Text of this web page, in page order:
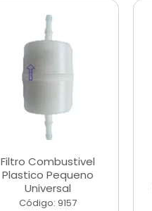
Filtro Combustivel
Plastico Pequeno
Universal
Código: 9157